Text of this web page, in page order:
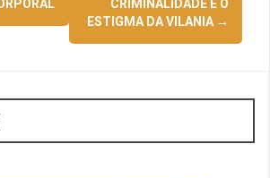
CRIMINALIDADE E O
ESTIGMA DA VILANIA →